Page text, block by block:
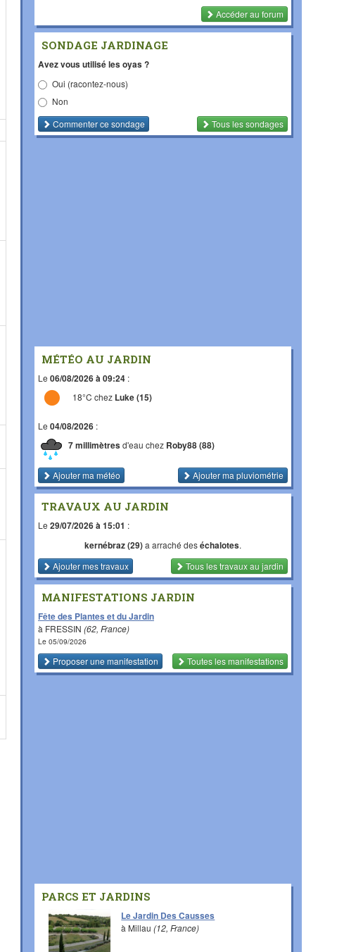
Accéder au forum
SONDAGE JARDINAGE
Avez vous utilisé les oyas ?
Oui (racontez-nous)
Non
Commenterce sondage Tous les sondages
MÉTÉO AU JARDIN
Le 06/08/2026 à 09:24 :
18°C chez Luke (15)
Le 04/08/2026 :
7 millimètresd'eau chez Roby88 (88)
Ajouter ma météo Ajouter ma pluviométrie
TRAVAUX AU JARDIN
Le 29/07/2026 à 15:01 :
kernébraz (29)a arraché deséchalotes.
Ajouter mes travaux
Tous les travauxau jardin
MANIFESTATIONS JARDIN
Fête des Plantes et du Jardin
à FRESSIN (62, France)
Le 05/09/2026
Proposer une manifestation Toutes les manifestations
PARCS ET JARDINS
Le Jardin Des Causses
à Millau(12, France)